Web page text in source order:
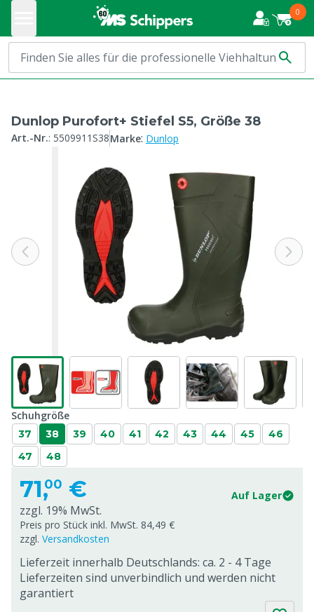
0
Dunlop Purofort+ Stiefel S5, Größe 38
Art.-Nr.: 5509911S38Marke: Dunlop
Schuhgröße
37 38 39 40 41 42 43 44 45
46
47
48
71,00 € Auf Lager
zzgl. 19% MwSt.
Preis pro Stück inkl. MwSt. 84,49 €
zzgl. Versandkosten
Lieferzeit innerhalb Deutschlands: ca. 2 - 4 Tage
Lieferzeiten sind unverbindlich und werden nicht
garantiert